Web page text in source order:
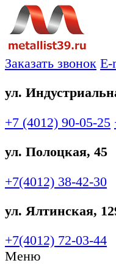
Заказать звонок E-
ул.
+7 (4012) 90-05-25
ул. Полоцкая, 45
+7(4012) 38-42-30
ул. Ялтинская,
+7(4012) 72-03-44
Меню